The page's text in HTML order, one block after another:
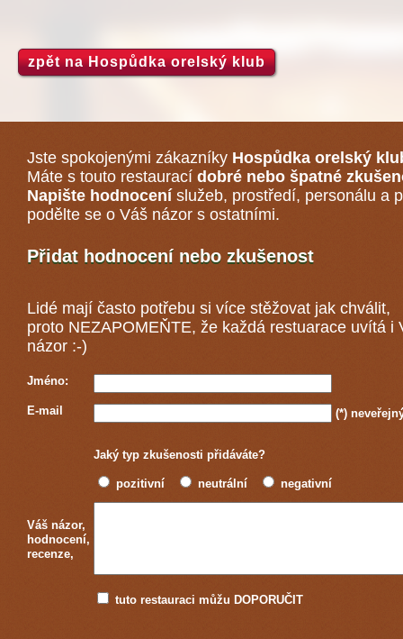
zpět na Hospůdka orelský klub
Jste spokojenými zákazníky Hospůdka orelský
Máte s touto restaurací dobré nebo špatné
Napište hodnocení služeb, prostředí, personálu a
podělte se o Váš názor s ostatními.
Přidat hodnocení nebo zkušenost
Lidé mají často potřebu si více stěžovat jak chválit,
proto NEZAPOMEŇTE, že každá restuarace uvítá i
názor :-)
Jméno:
E-mail (*)
Jaký typ zkušenosti přidáváte?
pozitivní neutrální negativní
Váš názor,
hodnocení,
recenze,
tuto restauraci můžu DOPORUČIT